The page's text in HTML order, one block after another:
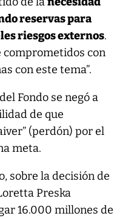
reservas para
riesgos externos.
con
con este tema”.
Fondo se negó a
de que
(perdón) por el
meta.
sobre la decisión de
Preska
16.000 millones de